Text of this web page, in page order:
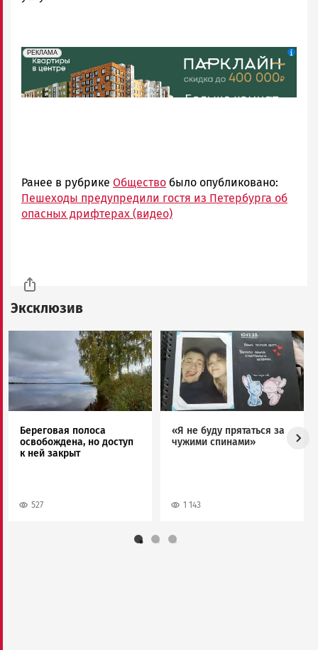
erid: 2SDnjdeSPnB
РЕКЛАМА
Реклама
Ранее в рубрике Общество было опубликовано:
Пешеходы предупредили гостя из Петербурга об
опасных дрифтерах (видео)
Эксклюзив
Береговая полоса
освобождена, но доступ
к ней закрыт
527
Image
«Я не буду прятаться за
чужими спинами»
1 143